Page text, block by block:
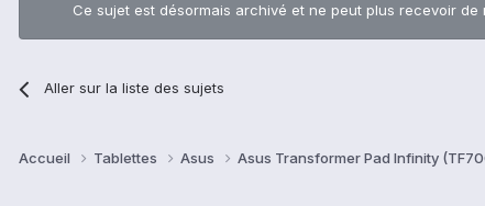
Ce sujet est désormais archivé et ne peut plus recevoir de
Aller sur la liste des sujets
Accueil Tablettes Asus Asus Transformer Pad Infinity